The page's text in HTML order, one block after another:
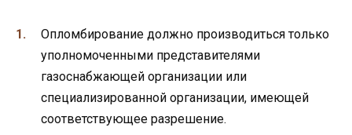
Опломбирование должно производиться только
уполномоченными представителями
газоснабжающей организации или
специализированной организации, имеющей
соответствующее разрешение.